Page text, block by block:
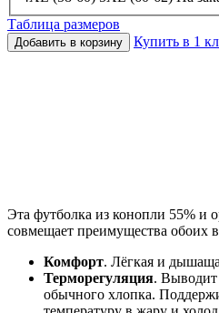
Таблица размеров
Добавить в корзину Купить в 1
Эта футболка из конопли 55% и
совмещает преимущества обоих
Комфорт. Лёгкая и
Терморегуляция. Выводит
обычного хлопка.